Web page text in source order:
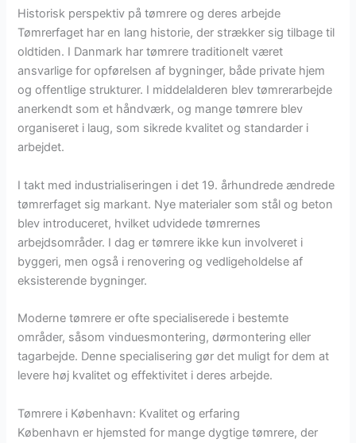
Historisk perspektiv på tømrere og deres arbejde
Tømrerfaget har en lang historie, der strækker sig tilbage til
oldtiden. I Danmark har tømrere traditionelt været
ansvarlige for opførelsen af bygninger, både private hjem
og offentlige strukturer. I middelalderen blev tømrerarbejde
anerkendt som et håndværk, og mange tømrere blev
organiseret i laug, som sikrede kvalitet og standarder i
arbejdet.
I takt med industrialiseringen i det 19. århundrede ændrede
tømrerfaget sig markant. Nye materialer som stål og beton
blev introduceret, hvilket udvidede tømrernes
arbejdsområder. I dag er tømrere ikke kun involveret i
byggeri, men også i renovering og vedligeholdelse af
eksisterende bygninger.
Moderne tømrere er ofte specialiserede i bestemte
områder, såsom vinduesmontering, dørmontering eller
tagarbejde. Denne specialisering gør det muligt for dem at
levere høj kvalitet og effektivitet i deres arbejde.
Tømrere i København: Kvalitet og erfaring
København er hjemsted for mange dygtige tømrere, der